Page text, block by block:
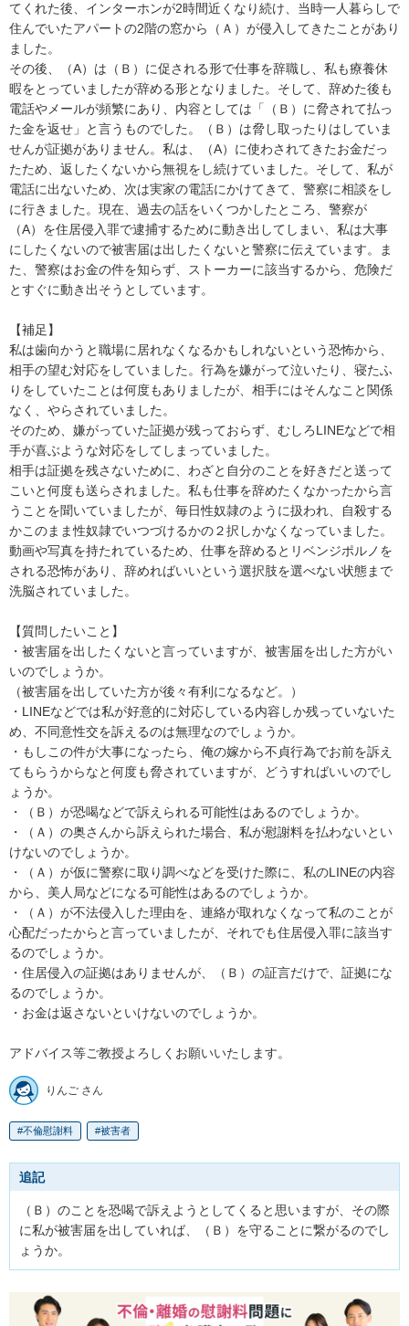
てくれた後、インターホンが2時間近くなり続け、当時一人暮らしで
住んでいたアパートの2階の窓から（Ａ）が侵入してきたことがあり
ました。
その後、（A）は（Ｂ）に促される形で仕事を辞職し、私も療養休
暇をとっていましたが辞める形となりました。そして、辞めた後も
電話やメールが頻繁にあり、内容としては「（Ｂ）に脅されて払っ
た金を返せ」と言うものでした。（Ｂ）は脅し取ったりはしていま
せんが証拠がありません。私は、（A）に使わされてきたお金だっ
たため、返したくないから無視をし続けていました。そして、私が
電話に出ないため、次は実家の電話にかけてきて、警察に相談をし
に行きました。現在、過去の話をいくつかしたところ、警察が
（A）を住居侵入罪で逮捕するために動き出してしまい、私は大事
にしたくないので被害届は出したくないと警察に伝えています。ま
た、警察はお金の件を知らず、ストーカーに該当するから、危険だ
とすぐに動き出そうとしています。
【補足】
私は歯向かうと職場に居れなくなるかもしれないという恐怖から、
相手の望む対応をしていました。行為を嫌がって泣いたり、寝たふ
りをしていたことは何度もありましたが、相手にはそんなこと関係
なく、やらされていました。
そのため、嫌がっていた証拠が残っておらず、むしろLINEなどで相
手が喜ぶような対応をしてしまっていました。
相手は証拠を残さないために、わざと自分のことを好きだと送って
こいと何度も送らされました。私も仕事を辞めたくなかったから言
うことを聞いていましたが、毎日性奴隷のように扱われ、自殺する
かこのまま性奴隷でいつづけるかの２択しかなくなっていました。
動画や写真を持たれているため、仕事を辞めるとリベンジポルノを
される恐怖があり、辞めればいいという選択肢を選べない状態まで
洗脳されていました。
【質問したいこと】
・被害届を出したくないと言っていますが、被害届を出した方がい
いのでしょうか。
（被害届を出していた方が後々有利になるなど。）
・LINEなどでは私が好意的に対応している内容しか残っていないた
め、不同意性交を訴えるのは無理なのでしょうか。
・もしこの件が大事になったら、俺の嫁から不貞行為でお前を訴え
てもらうからなと何度も脅されていますが、どうすればいいのでし
ょうか。
・（Ｂ）が恐喝などで訴えられる可能性はあるのでしょうか。
・（Ａ）の奥さんから訴えられた場合、私が慰謝料を払わないとい
けないのでしょうか。
・（Ａ）が仮に警察に取り調べなどを受けた際に、私のLINEの内容
から、美人局などになる可能性はあるのでしょうか。
・（Ａ）が不法侵入した理由を、連絡が取れなくなって私のことが
心配だったからと言っていましたが、それでも住居侵入罪に該当す
るのでしょうか。
・住居侵入の証拠はありませんが、（Ｂ）の証言だけで、証拠にな
るのでしょうか。
・お金は返さないといけないのでしょうか。
アドバイス等ご教授よろしくお願いいたします。
りんご さん
不倫慰謝料 被害者
追記
（Ｂ）のことを恐喝で訴えようとしてくると思いますが、その際
に私が被害届を出していれば、（Ｂ）を守ることに繋がるのでし
ょうか。